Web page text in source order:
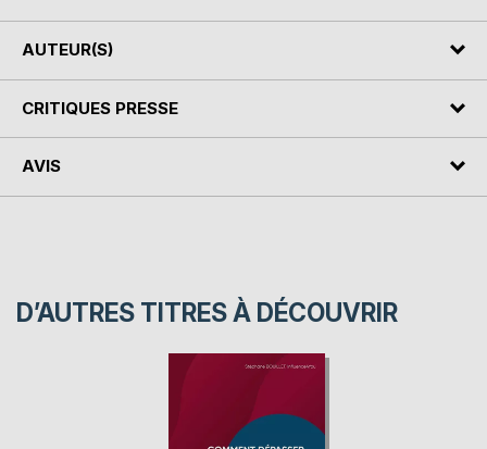
AUTEUR(S)
CRITIQUES PRESSE
AVIS
D’AUTRES TITRES À DÉCOUVRIR